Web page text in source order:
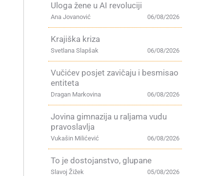
Uloga žene u AI revoluciji
06/08/2026
Ana Jovanović
Krajiška kriza
06/08/2026
Svetlana Slapšak
Vučićev posjet zavičaju i besmisao
entiteta
06/08/2026
Dragan Markovina
Jovina gimnazija u raljama vudu
pravoslavlja
06/08/2026
Vukašin Milićević
To je dostojanstvo, glupane
05/08/2026
Slavoj Žižek